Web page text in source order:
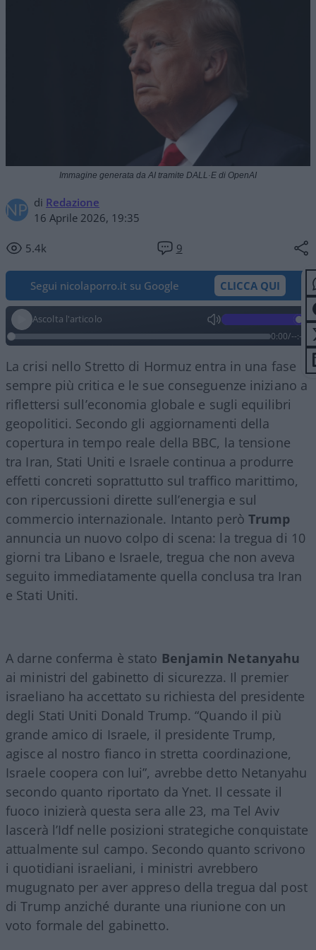
di Redazione
16 Aprile 2026, 19:35
5.4k 9
Immagine generata da AI tramite DALL·E di OpenAI
Segui nicolaporro.it su Google CLICCA QUI
Ascolta l'articolo
0:00/--:--
La crisi nello Stretto di Hormuz entra in una fase
sempre più critica e le sue conseguenze iniziano a
riflettersi sull’economia globale e sugli equilibri
geopolitici. Secondo gli aggiornamenti della
copertura in tempo reale della BBC, la tensione
tra Iran, Stati Uniti e Israele continua a produrre
effetti concreti soprattutto sul traffico marittimo,
con ripercussioni dirette sull’energia e sul
commercio internazionale. Intanto però Trump
annuncia un nuovo colpo di scena: la tregua di 10
giorni tra Libano e Israele, tregua che non aveva
seguito immediatamente quella conclusa tra Iran
e Stati Uniti.
A darne conferma è stato Benjamin Netanyahu
ai ministri del gabinetto di sicurezza. Il premier
israeliano ha accettato su richiesta del presidente
degli Stati Uniti Donald Trump. “Quando il più
grande amico di Israele, il presidente Trump,
agisce al nostro fianco in stretta coordinazione,
Israele coopera con lui”, avrebbe detto Netanyahu
secondo quanto riportato da Ynet. Il cessate il
fuoco inizierà questa sera alle 23, ma Tel Aviv
lascerà l’Idf nelle posizioni strategiche conquistate
attualmente sul campo. Secondo quanto scrivono
i quotidiani israeliani, i ministri avrebbero
mugugnato per aver appreso della tregua dal post
di Trump anziché durante una riunione con un
voto formale del gabinetto.